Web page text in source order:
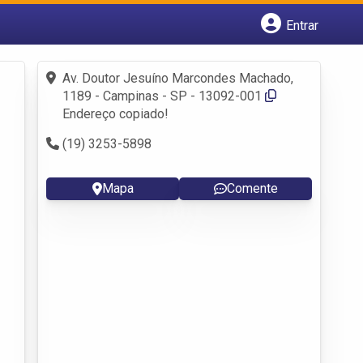
Entrar
Fazer login
Criar conta
Av. Doutor Jesuíno Marcondes Machado,
1189 - Campinas - SP - 13092-001
Endereço copiado!
(19) 3253-5898
Mapa Comente